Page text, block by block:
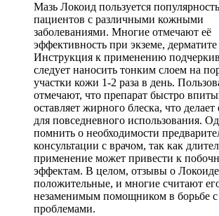
Мазь Локоид пользуется
пациентов с различными кожными
заболеваниями. Многие отмечают её
эффективность при экземе, дерматите
Инструкция к применению
следует наносить тонким слоем на
участки кожи 1-2 раза в день.
отмечают, что препарат быстро
оставляет жирного блеска, что
для повседневного использования.
помнить о необходимости
консультации с врачом, так как
применение может привести к
эффектам. В целом, отзывы о Локоиде
положительные, и многие считают
незаменимым помощником в борьбе
проблемами.